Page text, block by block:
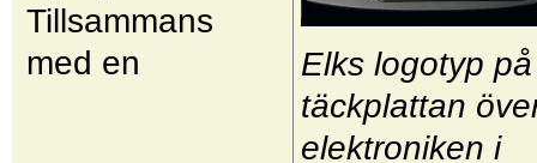
Elks logotyp på
täckplattan
elektroniken i
Tillsammans
med en